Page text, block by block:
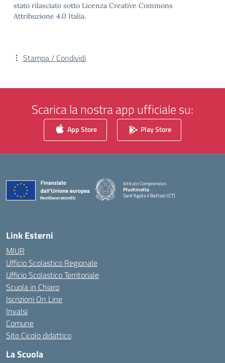
stato rilasciato sotto Licenza Creative Commons
Attribuzione 4.0 Italia.
Stampa / Condividi
Scarica la nostra app ufficiale su:
App Store Play Store
Istituto Comprensivo
Pluchinotta
Sant'Agata li Battiati (CT)
— Visita la pagina iniziale della scuola
Link Esterni
MIUR
Ufficio Scolastico Regionale
Ufficio Scolastico Territoriale
Scuola in Chiaro
Iscrizioni On Line
Invalsi
Comune
Sito Cicolo didattico
La Scuola